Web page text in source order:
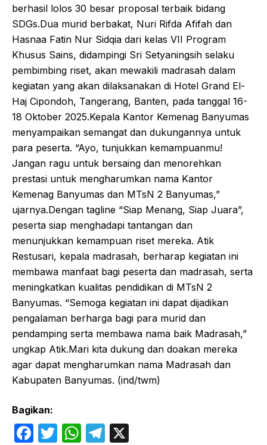
berhasil lolos 30 besar proposal terbaik bidang
SDGs.Dua murid berbakat, Nuri Rifda Afifah dan
Hasnaa Fatin Nur Sidqia dari kelas VII Program
Khusus Sains, didampingi Sri Setyaningsih selaku
pembimbing riset, akan mewakili madrasah dalam
kegiatan yang akan dilaksanakan di Hotel Grand El-
Haj Cipondoh, Tangerang, Banten, pada tanggal 16-
18 Oktober 2025.Kepala Kantor Kemenag Banyumas
menyampaikan semangat dan dukungannya untuk
para peserta. “Ayo, tunjukkan kemampuanmu!
Jangan ragu untuk bersaing dan menorehkan
prestasi untuk mengharumkan nama Kantor
Kemenag Banyumas dan MTsN 2 Banyumas,”
ujarnya.Dengan tagline “Siap Menang, Siap Juara”,
peserta siap menghadapi tantangan dan
menunjukkan kemampuan riset mereka. Atik
Restusari, kepala madrasah, berharap kegiatan ini
membawa manfaat bagi peserta dan madrasah, serta
meningkatkan kualitas pendidikan di MTsN 2
Banyumas. “Semoga kegiatan ini dapat dijadikan
pengalaman berharga bagi para murid dan
pendamping serta membawa nama baik Madrasah,”
ungkap Atik.Mari kita dukung dan doakan mereka
agar dapat mengharumkan nama Madrasah dan
Kabupaten Banyumas. (ind/twm)
Bagikan:
F
T
W T